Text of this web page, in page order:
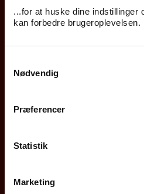
...for at huske dine indstillinger
kan forbedre brugeroplevelsen.
Nødvendig
Præferencer
Statistik
Marketing
Borgere
Rejsevaccination
MiBa, HAIBA og det digitale